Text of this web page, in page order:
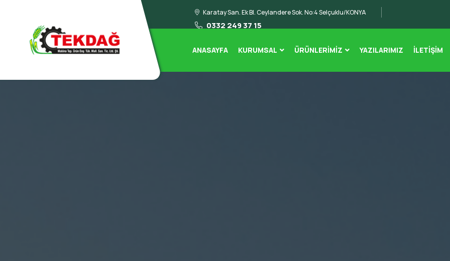
Karatay San. Ek Bl. Ceylandere Sok. No:4 Selçuklu/KONYA
0332 249 37 15
ANASAYFA KURUMSAL ÜRÜNLERIMIZ YAZILARIMIZ İLETIŞIM